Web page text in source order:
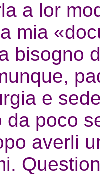
a lor
mia
bisogno
e
da poco
averli